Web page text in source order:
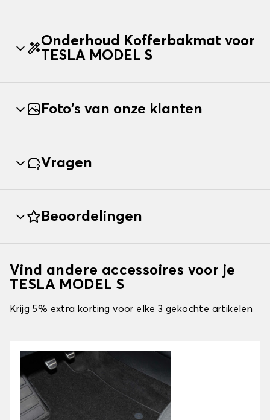
Onderhoud Kofferbakmat voor
TESLA MODEL S
Foto's van onze klanten
Vragen
Beoordelingen
Vind andere accessoires voor je
TESLA MODEL S
Krijg 5% extra korting voor elke 3 gekochte artikelen